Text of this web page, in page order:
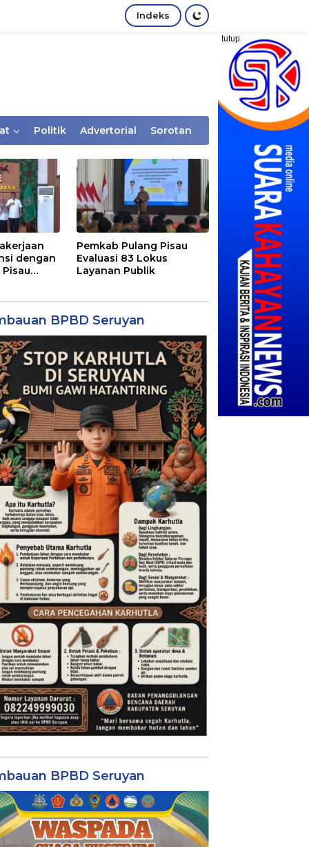
Indeks
tutup
Politik Advertorial Sorotan
dengan
Pemkab Pulang Pisau
Evaluasi 83 Lokus
Layanan Publik
BPBD Seruyan
BPBD Seruyan